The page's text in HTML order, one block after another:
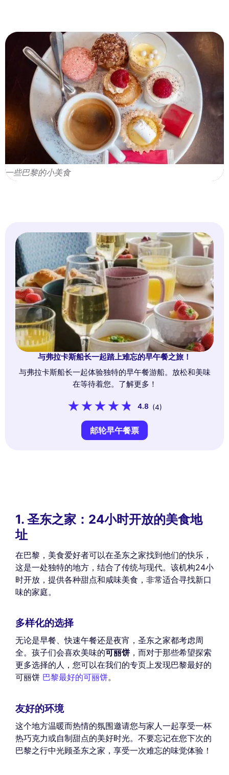
一些巴黎的小美食
与弗拉卡斯船长一起踏上难忘的早午餐之旅！
与弗拉卡斯船长一起体验独特的早午餐游船。放松和美味
在等待着您。了解更多！
4.8 (4)
邮轮早午餐票
1. 圣东之家：24小时开放的美食地
址
在巴黎，美食爱好者可以在圣东之家找到他们的快乐，
这是一处独特的地方，结合了传统与现代。该机构24小
时开放，提供各种甜点和咸味美食，非常适合寻找新口
味的家庭。
多样化的选择
无论是早餐、快速午餐还是夜宵，圣东之家都考虑周
全。孩子们会喜欢美味的可丽饼，而对于那些希望探索
更多选择的人，您可以在我们的专页上发现巴黎最好的
可丽饼 巴黎最好的可丽饼。
友好的环境
这个地方温暖而热情的氛围邀请您与家人一起享受一杯
热巧克力或自制甜点的美好时光。不要忘记在您下次的
巴黎之行中光顾圣东之家，享受一次难忘的味觉体验！